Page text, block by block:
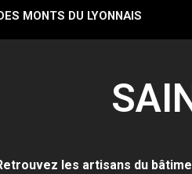
MONTS DU LYONNAIS
les artisans du